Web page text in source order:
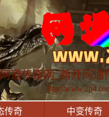
通传奇网_新开网通
http://
传奇 中变传奇